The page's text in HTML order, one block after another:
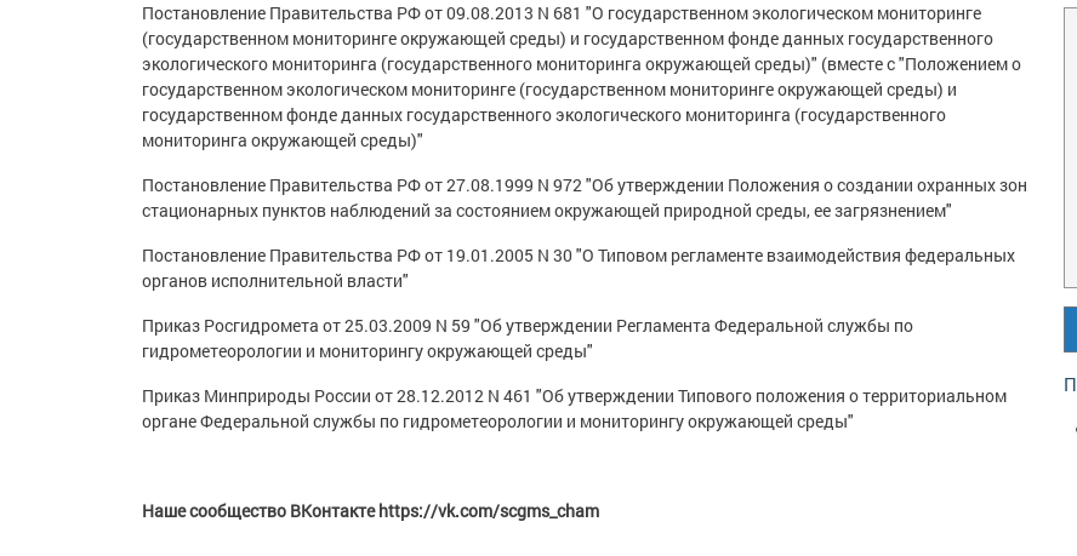
Постановление Правительства РФ от 09.08.2013 N 681 "О государственном экологическом мониторинге
(государственном мониторинге окружающей среды) и государственном фонде данных государственного
экологического мониторинга (государственного мониторинга окружающей среды)" (вместе с "Положением о
государственном экологическом мониторинге (государственном мониторинге окружающей среды) и
государственном фонде данных государственного экологического мониторинга (государственного
мониторинга окружающей среды)"
Постановление Правительства РФ от 27.08.1999 N 972 "Об утверждении Положения о создании охранных зон
стационарных пунктов наблюдений за состоянием окружающей природной среды, ее загрязнением"
Постановление Правительства РФ от 19.01.2005 N 30 "О Типовом регламенте взаимодействия федеральных
органов исполнительной власти"
Приказ Росгидромета от 25.03.2009 N 59 "Об утверждении Регламента Федеральной службы по
гидрометеорологии и мониторингу окружающей среды"
Приказ Минприроды России от 28.12.2012 N 461 "Об утверждении Типового положения о территориальном
органе Федеральной службы по гидрометеорологии и мониторингу окружающей среды"
Наше сообщество ВКонтакте https://vk.com/scgms_cham